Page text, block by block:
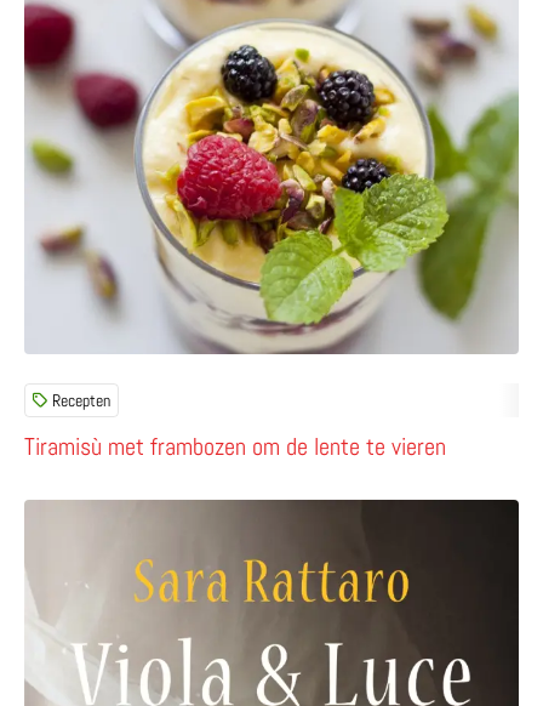
Tiramisù met frambozen om de lente te vieren
Recepten